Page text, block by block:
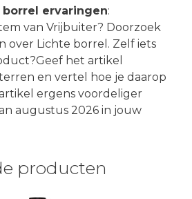
ervaringen:
van Vrijbuiter? Doorzoek
over Lichte borrel. Zelf iets
het artikel
en vertel hoe je daarop
ergens voordeliger
augustus 2026 in jouw
producten